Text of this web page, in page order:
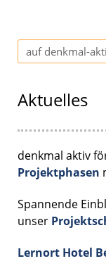
Aktuelles
denkmal aktiv
Projektphasen
Spannende
unser
Lernort Hotel